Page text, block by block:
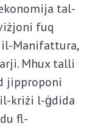
tal-
fuq
Manifattura,
Mhux talli
jipproponi
kriżi l-ġdida
fl-